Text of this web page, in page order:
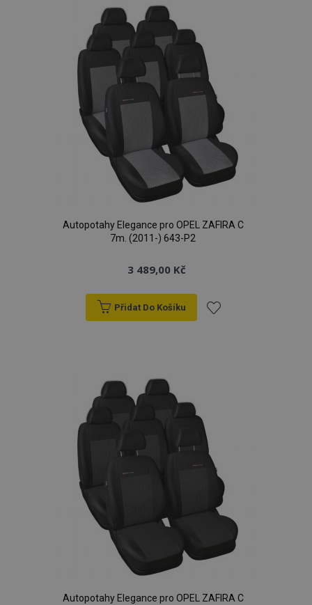
Autopotahy Elegance pro OPEL ZAFIRA C
7m. (2011-) 643-P2
3 489,00 Kč
Přidat Do Košíku
Autopotahy Elegance pro OPEL ZAFIRA C